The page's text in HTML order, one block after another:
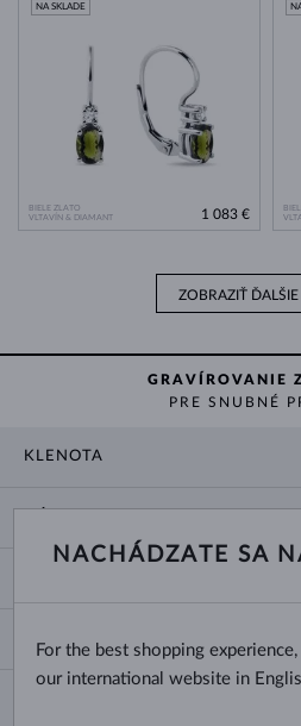
BIELE ZLATO
VLTAVÍN & DIAMANT
NA SKLADE
1 083 €
ZOBRAZIŤ ĎALŠIE
GRAVÍROVANIE
PRE SNUBNÉ
KLENOTA
O NÁS
DODANIE A PLATBA ZA TOVAR
VÝBER SVADOBNÝCH OBRÚČOK
CERTIFIKÁTY PRAVOSTI
TYPY A DĹŽKY RETIAZOK
DĹŽKY NÁRAMKOV
Slovensko
NACHÁDZATE SA
For the best shopping
our international website in